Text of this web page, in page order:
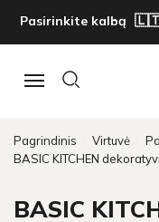
Pasirinkite kalbą
Navigacija
Pagrindinis Virtuvė
BASIC KITCHEN
BASIC